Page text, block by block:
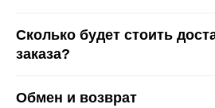
Сколько будет стоить
заказа?
Обмен и возврат